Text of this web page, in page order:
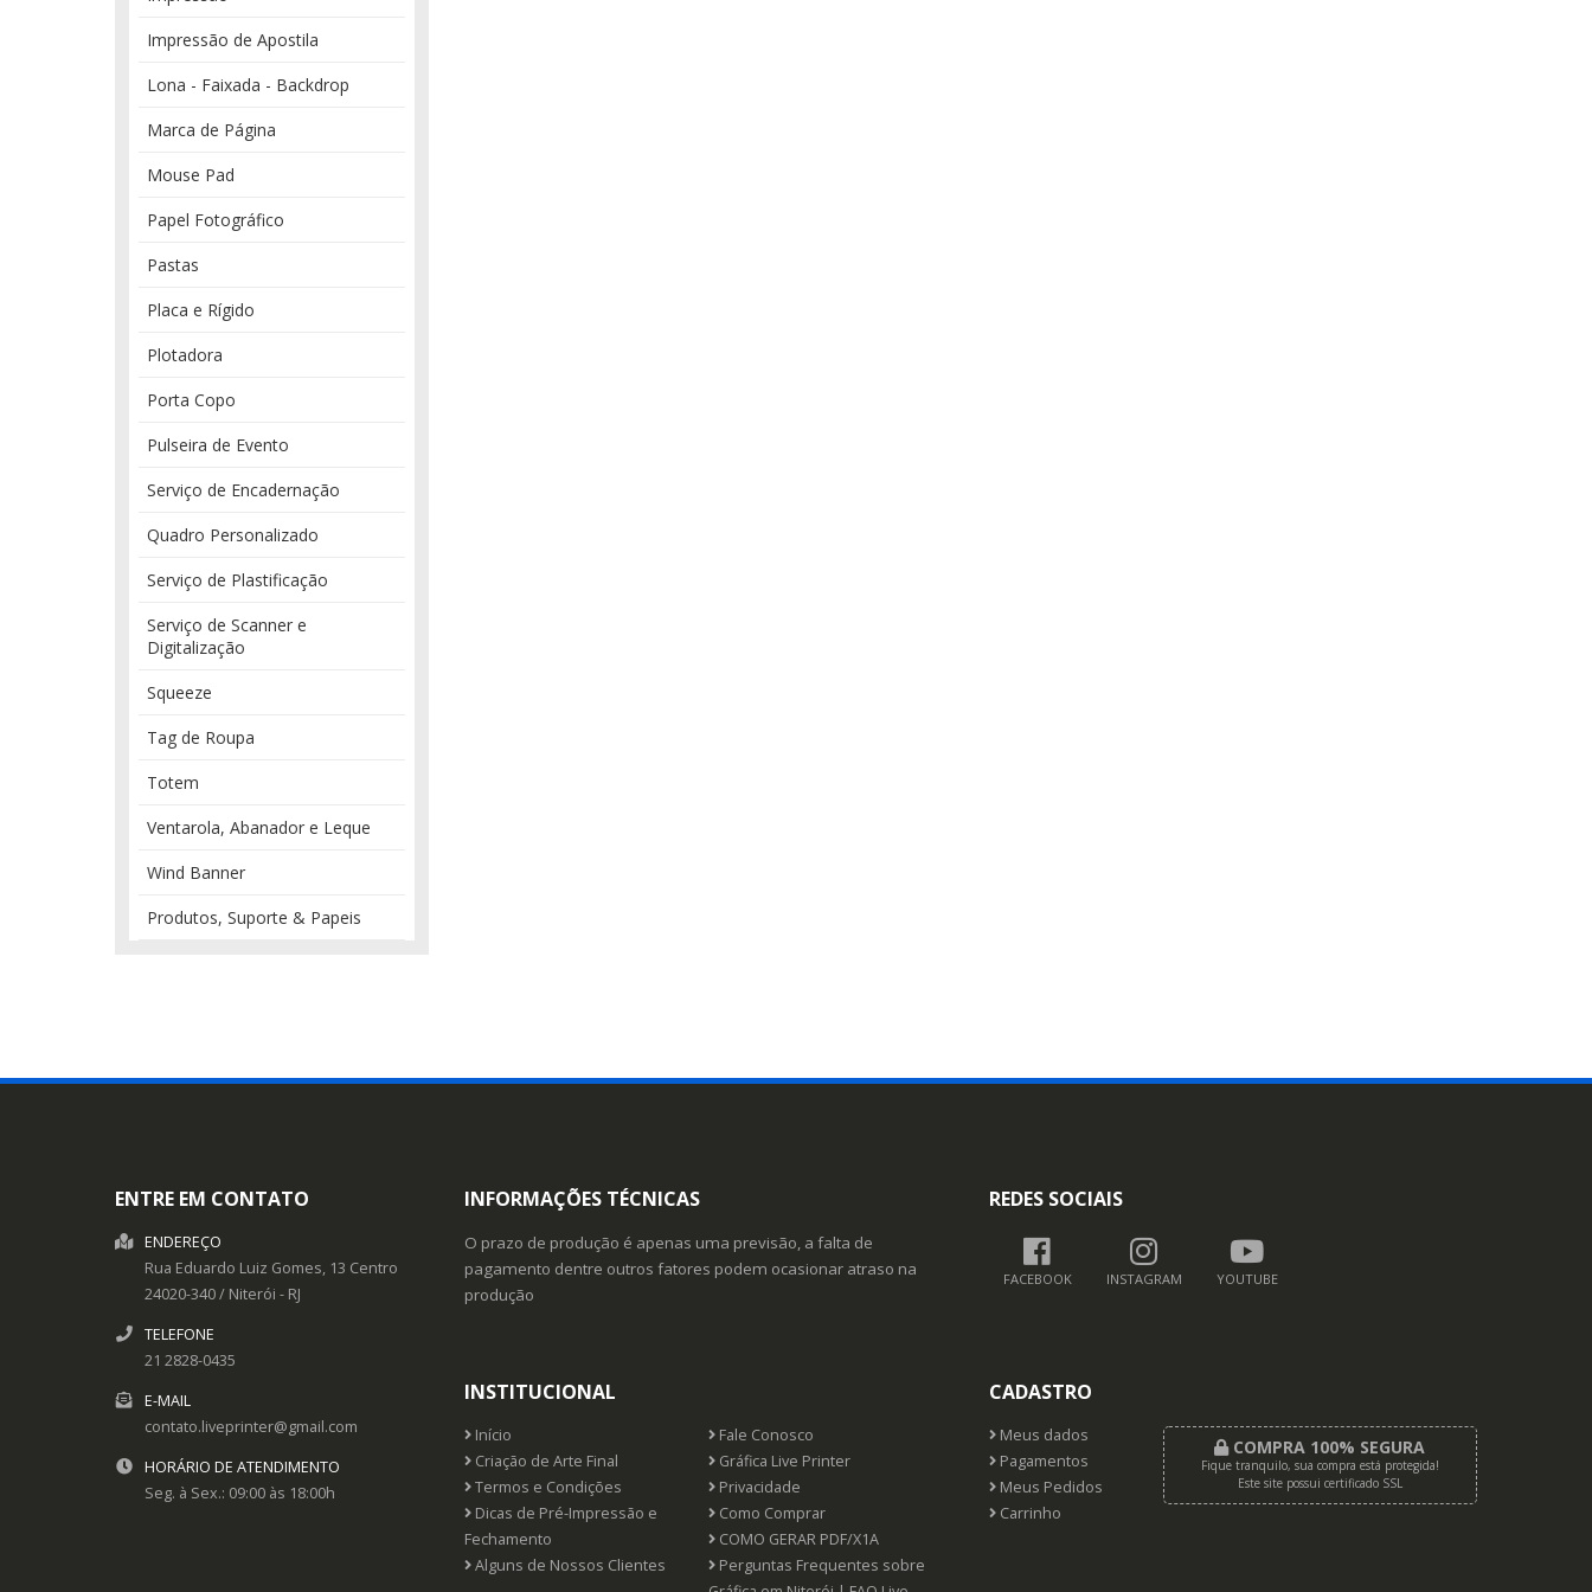
Impressão de Apostila
Lona - Faixada - Backdrop
Marca de Página
Mouse Pad
Papel Fotográfico
Pastas
Placa e Rígido
Plotadora
Porta Copo
Pulseira de Evento
Serviço de Encadernação
Quadro Personalizado
Serviço de Plastificação
Serviço de Scanner e
Digitalização
Squeeze
Tag de Roupa
Totem
Ventarola, Abanador e Leque
Wind Banner
Produtos, Suporte & Papeis
ENTRE EM CONTATO
ENDEREÇO
Rua Eduardo Luiz Gomes, 13 Centro
24020-340/ Niterói - RJ
TELEFONE
21 2828-0435
E-MAIL
contato.liveprinter@gmail.com
HORÁRIO DE ATENDIMENTO
Seg. à Sex.: 09:00 às 18:00h
INFORMAÇÕES TÉCNICAS
O prazo de produção é apenas uma previsão, a falta de
pagamento dentre outros fatores podem ocasionar atraso na
produção
REDES SOCIAIS
FACEBOOK INSTAGRAM YOUTUBE
INSTITUCIONAL
Início
Fale Conosco
Criação de Arte Final
Gráfica Live Printer
Termos e Condições
Privacidade
Dicas de Pré-Impressão e
Fechamento
Como Comprar
COMO GERAR PDF/X1A
Alguns de Nossos Clientes
Perguntas Frequentes sobre
CADASTRO
Meus dados
Pagamentos
Meus Pedidos
Carrinho
COMPRA 100% SEGURA
Fique tranquilo, sua compra está protegida!
Este site possui certificado SSL